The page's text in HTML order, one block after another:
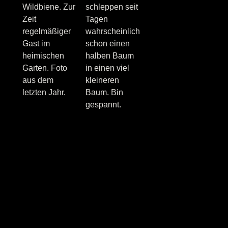
Wildbiene. Zur
Zeit
regelmäßiger
Gast im
heimischen
Garten. Foto
aus dem
letzten Jahr.
schleppen seit
Tagen
wahrscheinlich
schon einen
halben Baum
in einen viel
kleineren
Baum. Bin
gespannt.